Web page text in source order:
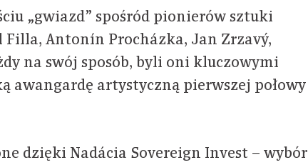
„gwiazd” spośród pionierów sztuki
Antonín Procházka, Jan Zrzavý,
na swój sposób, byli oni kluczowymi
awangardę artystyczną pierwszej połowy
dzięki Nadácia Sovereign Invest – wybór